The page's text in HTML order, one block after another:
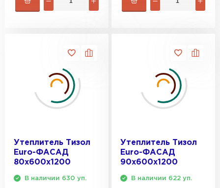
Утеплитель Тизол
Euro-ФАСАД
80х600х1200
В наличии 630 уп.
Утеплитель Тизол
Euro-ФАСАД
90х600х1200
В наличии 622 уп.